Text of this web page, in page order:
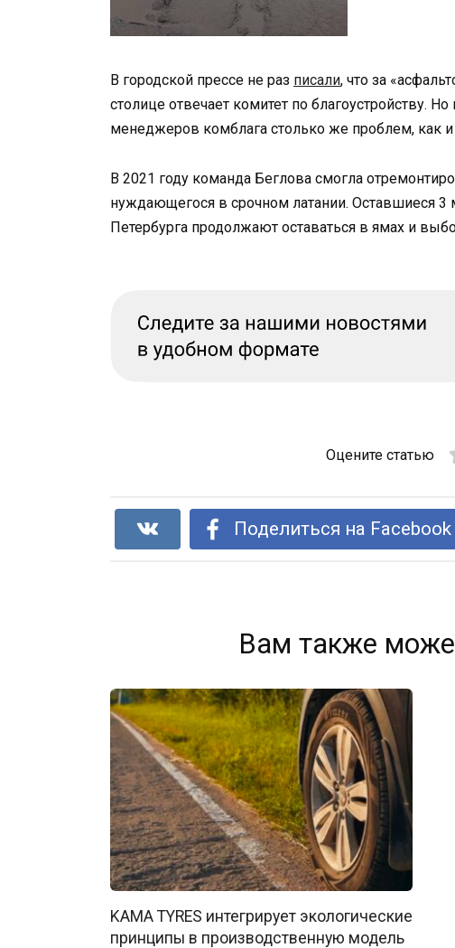
В городской прессе не раз писали, что за
столице отвечает комитет по благоустройству.
менеджеров комблага столько же проблем, как
В 2021 году команда Беглова смогла
нуждающегося в срочном латании. Оставшиеся 3
Петербурга продолжают оставаться в ямах и
Оцените статью
Поделиться на Facebook
Вам также
KAMA TYRES интегрирует экологические
принципы в производственную модель